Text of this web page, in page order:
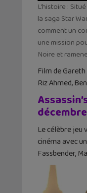
L’histoire :
la saga Star
comment un
une mission
Noire et
Film de
Riz Ahmed,
Le célèbre jeu
cinéma avec
Fassbender,